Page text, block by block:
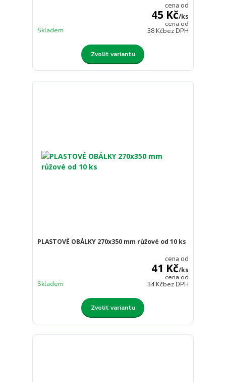
cena od
45 Kč/ks
cena od
38 Kčbez DPH
Skladem
Zvolit variantu
PLASTOVÉ OBÁLKY 270x350 mm růžové od 10 ks
cena od
41 Kč/ks
cena od
34 Kčbez DPH
Skladem
Zvolit variantu